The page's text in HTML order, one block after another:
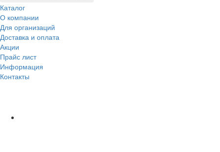
Каталог
О компании
Для организаций
Доставка и оплата
Акции
Прайс лист
Информация
Контакты